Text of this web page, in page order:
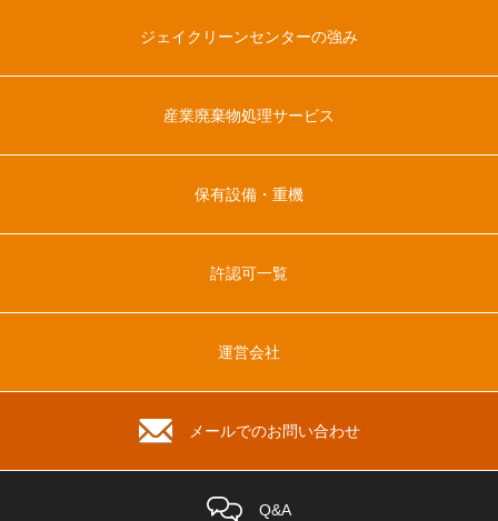
ジェイクリーンセンターの強み
産業廃棄物処理サービス
保有設備・重機
許認可一覧
運営会社
メールでのお問い合わせ
Q&A